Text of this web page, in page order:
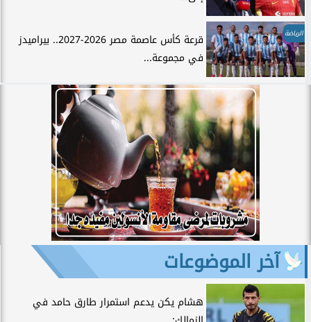
الرياضة
قرعة كأس عاصمة مصر 2026-2027.. بيراميدز
في مجموعة...
آخر الموضوعات
هشام يكن يدعم استمرار طارق حامد في